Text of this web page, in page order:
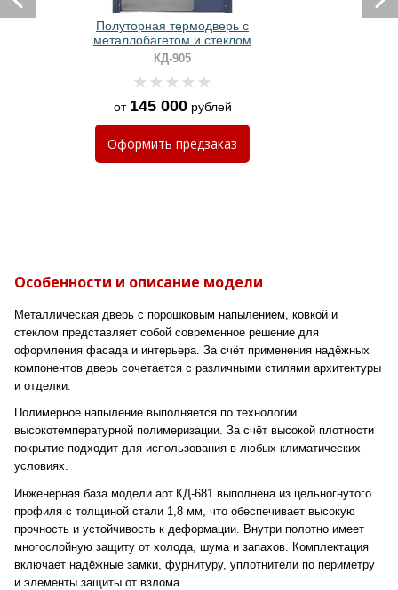
Полуторная термодверь с
металлобагетом и стеклом
(кнокер + отбойник)
КД-905
от 145 000рублей
Оформить предзаказ
Особенности и описание модели
Металлическая дверь с порошковым напылением, ковкой и
стеклом представляет собой современное решение для
оформления фасада и интерьера. За счёт применения надёжных
компонентов дверь сочетается с различными стилями архитектуры
и отделки.
Полимерное напыление выполняется по технологии
высокотемпературной полимеризации. За счёт высокой плотности
покрытие подходит для использования в любых климатических
условиях.
Инженерная база модели арт.КД-681 выполнена из цельногнутого
профиля с толщиной стали 1,8 мм, что обеспечивает высокую
прочность и устойчивость к деформации. Внутри полотно имеет
многослойную защиту от холода, шума и запахов. Комплектация
включает надёжные замки, фурнитуру, уплотнители по периметру
и элементы защиты от взлома.